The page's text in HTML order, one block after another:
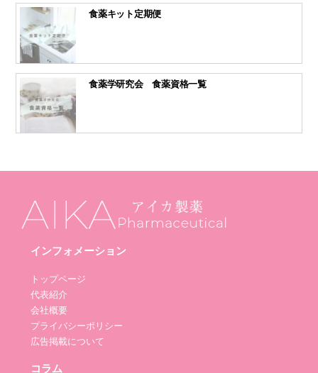
食薬キット定期便
食薬学研究会 食薬資格一覧
インフォメーション
トップページ
代表紹介
会社概要
プライバシーポリシー
広告掲載について
コラム